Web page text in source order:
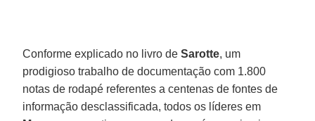
Conforme explicado no livro deSarotte, um
prodigioso trabalho de documentação com 1.800
notas de rodapé referentes a centenas de fontes de
informação desclassificada, todos os líderes em